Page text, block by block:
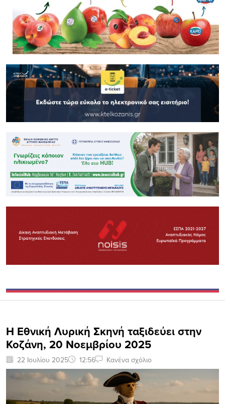
H Εθνική Λυρική Σκηνή ταξιδεύει στην
Κοζάνη, 20 Νοεμβρίου 2025
22 Ιουλίου 2025 12:56 Κανένα σχόλιο